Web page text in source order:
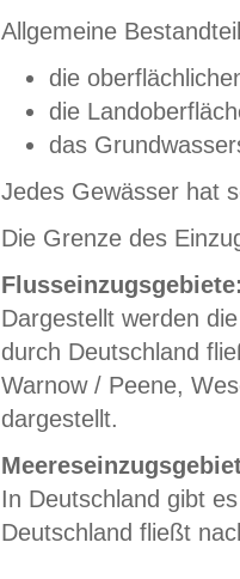
Allgemeine
die
die
das
Jedes Gewässer hat
Die Grenze des
Dargestellt werden
durch Deutschland
Warnow / Peene,
dargestellt.
In Deutschland gibt
Deutschland fließt